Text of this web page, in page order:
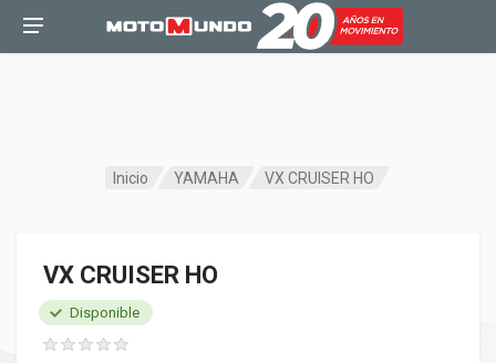
Inicio YAMAHA VX CRUISER HO
VX CRUISER HO
Disponible